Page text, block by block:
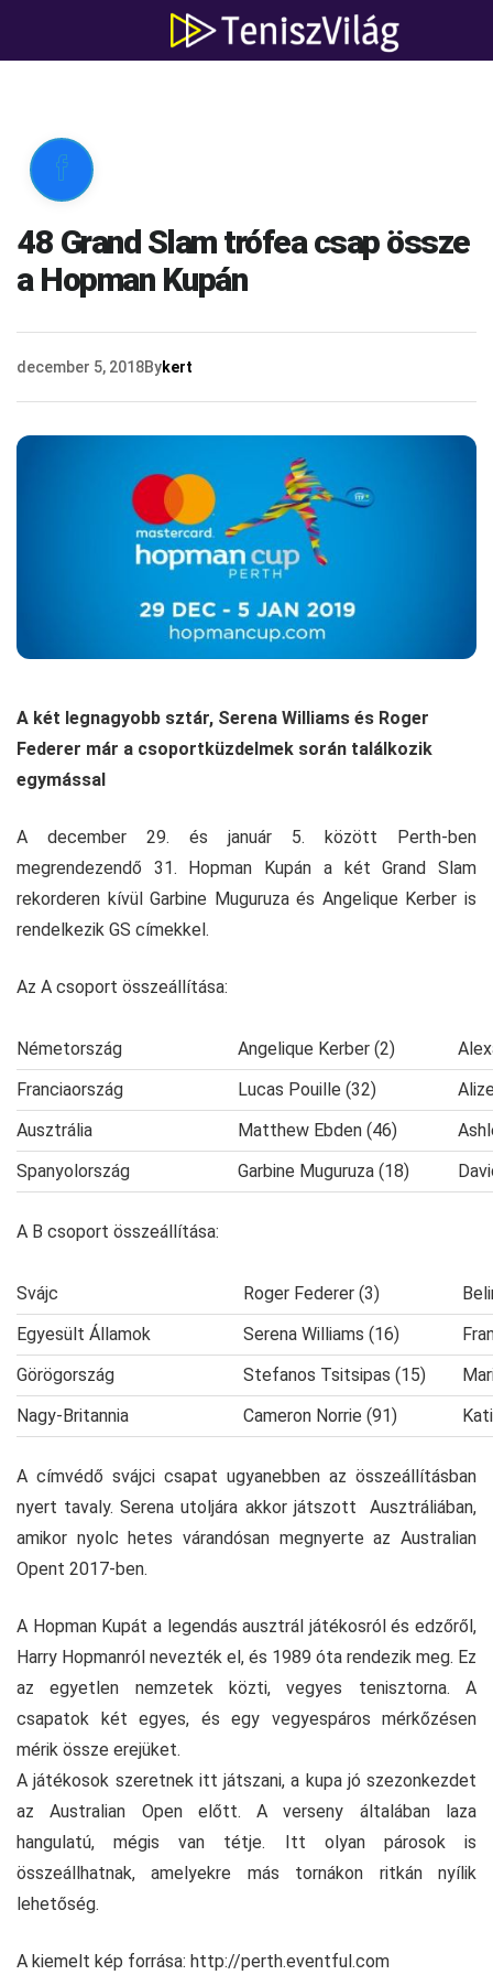

48 Grand Slam trófea csap össze
a Hopman Kupán
december 5, 2018Bykert
A két legnagyobb sztár, Serena Williams és Roger
Federer már a csoportküzdelmek során találkozik
egymással
A december 29. és január 5. között Perth-ben
megrendezendő 31. Hopman Kupán a két Grand Slam
rekorderen kívül Garbine Muguruza és Angelique Kerber is
rendelkezik GS címekkel.
Az A csoport összeállítása:
Németország Angelique Kerber (2)
Franciaország
Lucas Pouille (32)
Ausztrália
Matthew Ebden (46)
Spanyolország
Garbine Muguruza (18)
A B csoport összeállítása:
Svájc Roger Federer (3)
Egyesült Államok
Serena Williams (16)
Görögország
Stefanos Tsitsipas (15)
Nagy-Britannia
Cameron Norrie (91)
A címvédő svájci csapat ugyanebben az összeállításban
nyert tavaly. Serena utoljára akkor játszott Ausztráliában,
amikor nyolc hetes várandósan megnyerte az Australian
Opent 2017-ben.
A Hopman Kupát a legendás ausztrál játékosról és edzőről,
Harry Hopmanról nevezték el, és 1989 óta rendezik meg. Ez
az egyetlen nemzetek közti, vegyes tenisztorna. A
csapatok két egyes, és egy vegyespáros mérkőzésen
mérik össze erejüket.
A játékosok szeretnek itt játszani, a kupa jó szezonkezdet
az Australian Open előtt. A verseny általában laza
hangulatú, mégis van tétje. Itt olyan párosok is
összeállhatnak, amelyekre más tornákon ritkán nyílik
lehetőség.
A kiemelt kép forrása: http://perth.eventful.com